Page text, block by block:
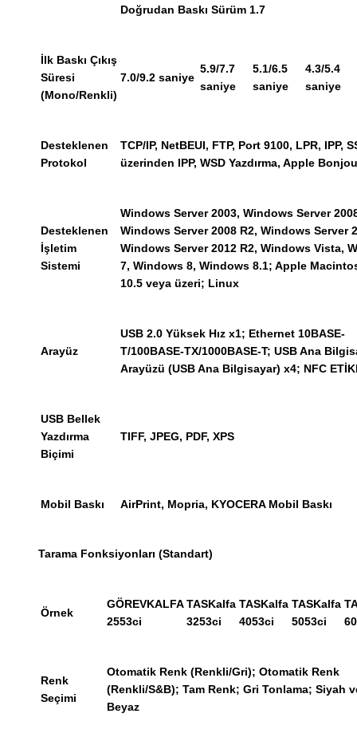
Doğrudan Baskı Sürüm 1.7
İlk Baskı Çıkış
Süresi
(Mono/Renkli)
7.0/9.2 saniye
5.9/7.7
saniye
5.1/6.5
saniye
4.3/5.4
saniye
Desteklenen
Protokol
TCP/IP, NetBEUI, FTP, Port 9100, LPR, IPP,
üzerinden IPP, WSD Yazdırma, Apple
Desteklenen
İşletim
Sistemi
Windows Server 2003, Windows Server
Windows Server 2008 R2, Windows Server
Windows Server 2012 R2, Windows Vista,
7, Windows 8, Windows 8.1; Apple
10.5 veya üzeri; Linux
Arayüz
USB 2.0 Yüksek Hız x1; Ethernet 10BASE-
T/100BASE-TX/1000BASE-T; USB Ana
Arayüzü (USB Ana Bilgisayar) x4; NFC
USB Bellek
Yazdırma
Biçimi
TIFF, JPEG, PDF, XPS
Mobil Baskı AirPrint, Mopria, KYOCERA Mobil Baskı
Tarama Fonksiyonları (Standart)
Örnek
GÖREVKALFA
2553ci
TASKalfa
3253ci
TASKalfa
4053ci
TASKalfa
5053ci
Renk
Seçimi
Otomatik Renk (Renkli/Gri); Otomatik Renk
(Renkli/S&B); Tam Renk; Gri Tonlama; Siyah
Beyaz